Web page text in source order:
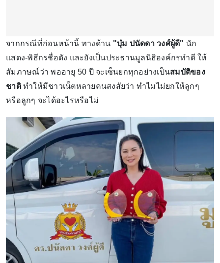
จากกรณีที่ก่อนหน้านี้ ทางด้าน "บุ๋ม ปนัดดา วงศ์ผู้ดี" นัก
แสดง-พิธีกรชื่อดัง และยังเป็นประธานมูลนิธิองค์กรทำดี ให้
สัมภาษณ์ว่า พออายุ 50 ปี จะเซ็นยกทุกอย่างเป็นสมบัติของ
ชาติทำให้มีชาวเน็ตหลายคนสงสัยว่า ทำไมไม่ยกให้ลูกๆ
หรือลูกๆ จะได้อะไรหรือไม่